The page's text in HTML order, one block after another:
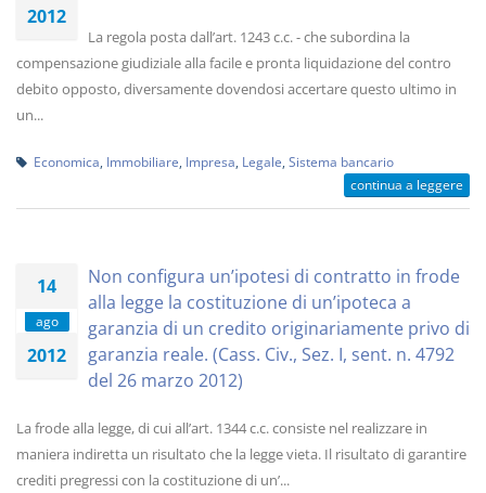
2012
La regola posta dall’art. 1243 c.c. - che subordina la
compensazione giudiziale alla facile e pronta liquidazione del contro
debito opposto, diversamente dovendosi accertare questo ultimo in
un...
Economica Immobiliare Impresa Legale Sistema bancario
continua a leggere
14
ago
2012
Non configura un’ipotesi di contratto in frode
alla legge la costituzione di un’ipoteca a
garanzia di un credito originariamente privo di
garanzia reale. (Cass. Civ., Sez. I, sent. n. 4792
del 26 marzo 2012)
La frode alla legge, di cui all’art. 1344 c.c. consiste nel realizzare in
maniera indiretta un risultato che la legge vieta. Il risultato di garantire
crediti pregressi con la costituzione di un’...